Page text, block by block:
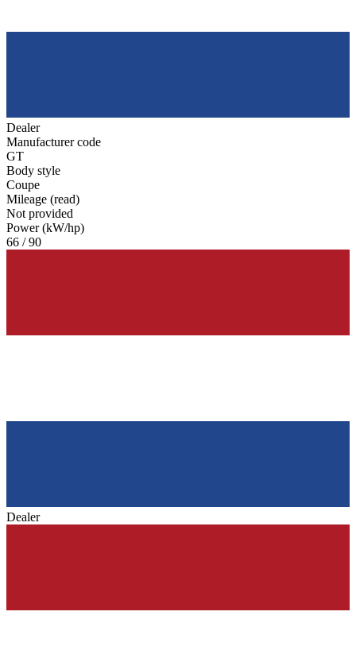
Dealer
Manufacturer code
GT
Body style
Coupe
Mileage (read)
Not provided
Power (kW/hp)
66 / 90
Dealer